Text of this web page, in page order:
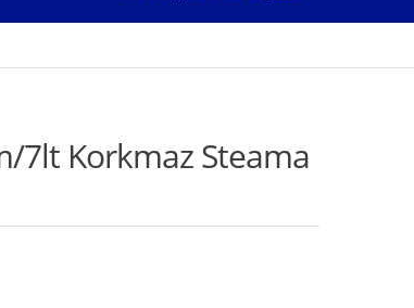
7lt Korkmaz Steama